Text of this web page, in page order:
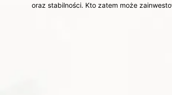
oraz stabilności. Kto zatem może